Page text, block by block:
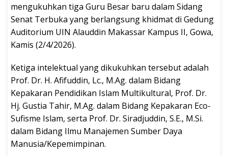
mengukuhkan tiga Guru Besar baru dalam Sidang
Senat Terbuka yang berlangsung khidmat di Gedung
Auditorium UIN Alauddin Makassar Kampus II, Gowa,
Kamis (2/4/2026).
Ketiga intelektual yang dikukuhkan tersebut adalah
Prof. Dr. H. Afifuddin, Lc., M.Ag. dalam Bidang
Kepakaran Pendidikan Islam Multikultural, Prof. Dr.
Hj. Gustia Tahir, M.Ag. dalam Bidang Kepakaran Eco-
Sufisme Islam, serta Prof. Dr. Siradjuddin, S.E., M.Si.
dalam Bidang Ilmu Manajemen Sumber Daya
Manusia/Kepemimpinan.